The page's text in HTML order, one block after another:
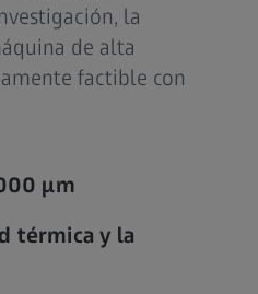
la
de alta
factible con
µm
térmica y la